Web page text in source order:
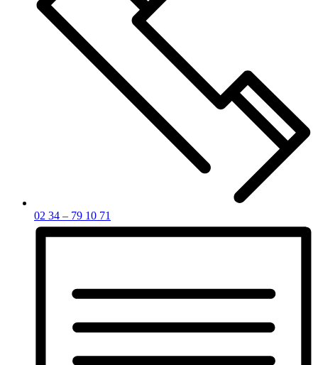
02 34 – 79 10 71